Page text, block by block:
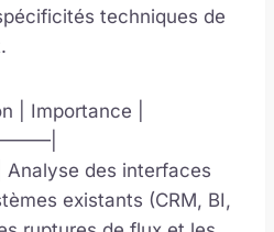
techniques de
| Importance |
Analyse des interfaces
existants (CRM, BI,